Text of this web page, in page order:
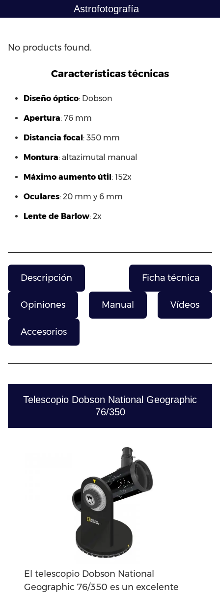
al
Astrofotografía
No products found.
Características técnicas
Diseño óptico: Dobson
Apertura: 76 mm
Distancia focal: 350 mm
Montura: altazimutal manual
Máximo aumento útil: 152x
Oculares: 20 mm y 6 mm
Lente de Barlow: 2x
Descripción Ficha técnica
Opiniones Manual Vídeos
Accesorios
Telescopio Dobson National Geographic
76/350
El telescopio Dobson National
Geographic 76/350 es un excelente